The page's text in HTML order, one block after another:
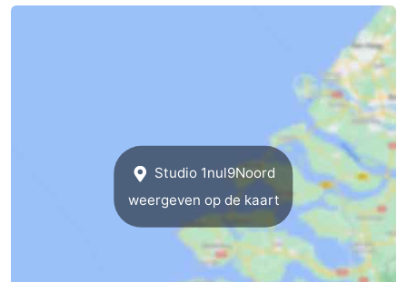
Studio 1nul9Noord
weergeven op de kaart